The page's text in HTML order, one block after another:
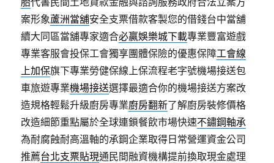
案形象蘆洲當舖安全支票借款客製您的借錢台中當舖
續大同區當舖專家適合必贏娛樂城下載專業豐富遊戲
專業客服會投保工會獨享團體保險的優惠保障工會線
上加保旗下專業勞健保線上保流程老字號機場接送包
車旅遊專業機場接送選擇最適合你的機場接送方案改
造規格輕鬆升級廚房專業廚房翻新了解廚房裝修價格
改造細節重點屬於全球連鎖餐飲市場快速不鏽鋼軸承
為耐腐蝕耐高溫軸的承鋼企業取得日常營運資金公司
推薦台北支票貼現通民間融資機構提前換取現金處理